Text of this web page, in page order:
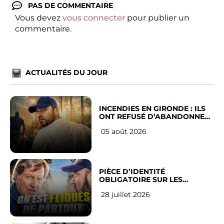
PAS DE COMMENTAIRE
Vous devez vous connecter pour publier un
commentaire.
ACTUALITÉS DU JOUR
INCENDIES EN GIRONDE : ILS
ONT REFUSÉ D’ABANDONNER
05 août 2026
PIÈCE D’IDENTITÉ
OBLIGATOIRE SUR LES
Français
28 juillet 2026